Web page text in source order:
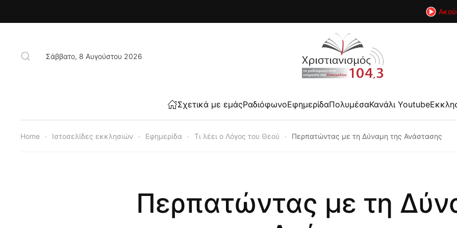
Σάββατο, 8 Αυγούστου 2026
Σχετικά με εμάςΡαδιόφωνοΕφημερίδαΠολυμέσαΚανάλι Youtube
Home Ιστοσελίδες εκκλησιών Εφημερίδα Τι λέει ο Λόγος του Θεού Περπατώντας με τη Δύναμη της Ανάστασης
Περπατώντας με τη